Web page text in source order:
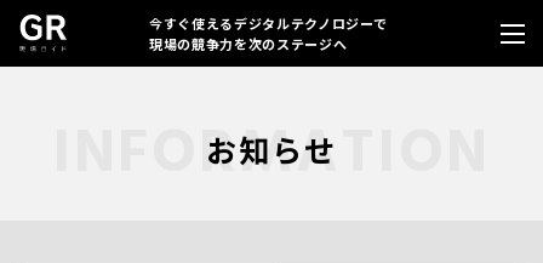
今すぐ使えるデジタルテクノロジーで
現場の競争力を次のステージへ
お知らせ